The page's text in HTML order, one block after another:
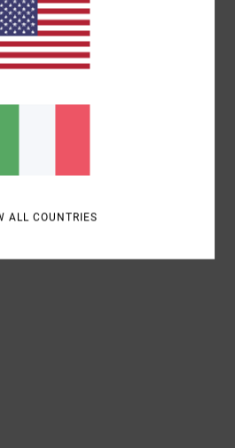
sul davanti e sul retro
ALL COUNTRIES